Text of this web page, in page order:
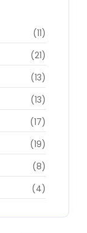
áreas
(11)
(21)
(13)
(13)
(17)
(19)
(8)
(4)